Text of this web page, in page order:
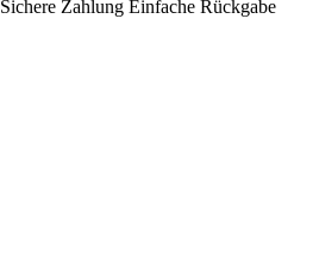
Sichere Zahlung Einfache Rückgabe